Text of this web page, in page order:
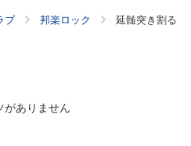
ブ 邦楽ロック 延髄突き割る
がありません